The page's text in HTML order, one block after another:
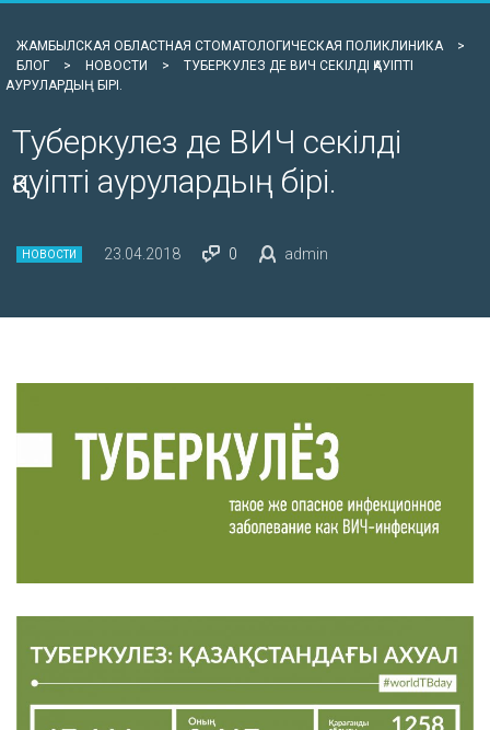
ЖАМБЫЛСКАЯ ОБЛАСТНАЯ СТОМАТОЛОГИЧЕСКАЯ ПОЛИКЛИНИКА
>
БЛОГ
> НОВОСТИ >
ТУБЕРКУЛЕЗ ДЕ ВИЧ СЕКІЛДІ ҚАУІПТІ
АУРУЛАРДЫҢ БІРІ.
Туберкулез де ВИЧ секілді
қауіпті аурулардың бірі.
НОВОСТИ 23.04.2018 0 admin